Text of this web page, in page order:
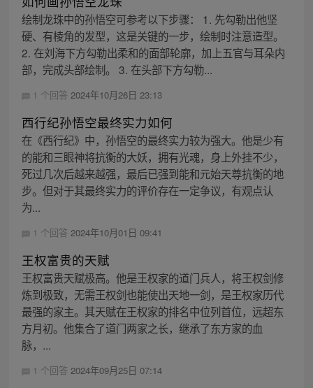
绘制龙珠中的孙悟空可参考以下步骤： 1. 先勾勒出他坚
硬、有棱角的发型，这是关键的一步，绘制时注意造型。
2. 在刘海下方勾勒出柔和的面部轮廓，加上五官与耳朵内
部，完成头部绘制。 3. 在头部下方勾勒...
1 个回答 2024年10月26日 23:13
西行纪孙悟空最终实力如何
在《西行纪》中，孙悟空的最终实力较为强大。他是少有
的能和三眼神将抗衡的大妖，拥有光魂，身上外挂不少，
死过几次后越来越强，最后已强到能和元始天尊抗衡的地
步。但对于其最终实力的评价存在一定争议，有观点认
为...
1 个回答 2024年10月01日 09:41
王权富贵的天赋
王权富贵天赋极高。他是王权家的道门兵人，将王权剑修
炼到极致，无需王权剑也能使出天地一剑，是王权家历代
最强的家主。其天赋在王权家的排名中位列首位，远超东
方月初。他集合了道门两家之长，继承了东方家的血
脉，...
1 个回答 2024年09月25日 07:14